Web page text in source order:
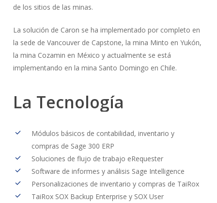
de los sitios de las minas.
La solución de Caron se ha implementado por completo en
la sede de Vancouver de Capstone, la mina Minto en Yukón,
la mina Cozamin en México y actualmente se está
implementando en la mina Santo Domingo en Chile.
La Tecnología
Módulos básicos de contabilidad, inventario y
compras de Sage 300 ERP
Soluciones de flujo de trabajo eRequester
Software de informes y análisis Sage Intelligence
Personalizaciones de inventario y compras de TaiRox
TaiRox SOX Backup Enterprise y SOX User